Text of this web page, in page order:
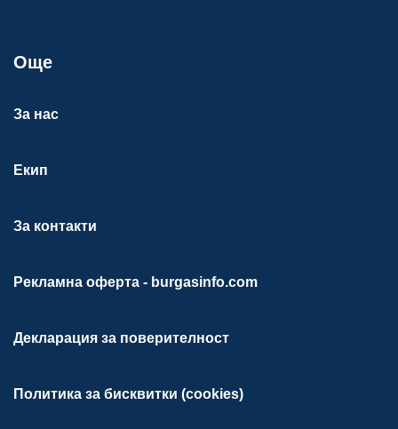
Още
За нас
Екип
За контакти
Рекламна оферта - burgasinfo.com
Декларация за поверителност
Политика за бисквитки (cookies)